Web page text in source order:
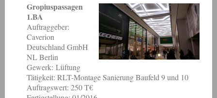
Gropiuspassagen
1.BA
Auftraggeber:
Caverion
Deutschland GmbH
NL Berlin
Gewerk: Lüftung
Tätigkeit: RLT-Montage Sanierung Baufeld 9 und 10
Auftragswert: 250 T€